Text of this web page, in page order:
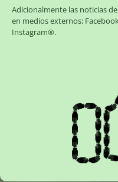
Adicionalmente las noticias
en medios externos:
Instagram®.